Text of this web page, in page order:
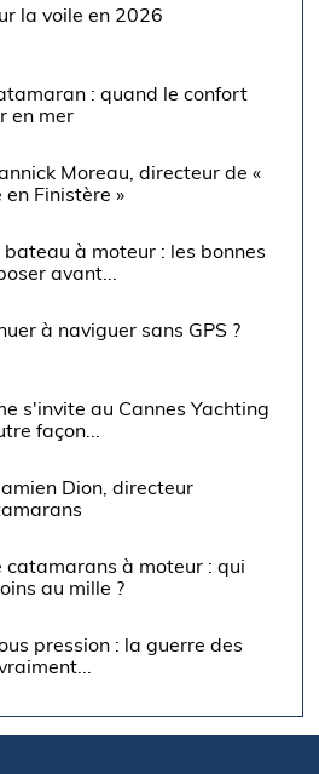
la voile en 2026
: quand le confort
en mer
Moreau, directeur de «
Finistère »
bateau à moteur : les bonnes
avant...
à naviguer sans GPS ?
s'invite au Cannes Yachting
façon...
Dion, directeur
à moteur : qui
au mille ?
pression : la guerre des